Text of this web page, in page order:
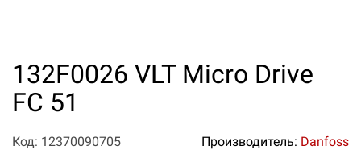
132F0026 VLT Micro Drive
FC 51
Код: 12370090705 Производитель: Danfoss